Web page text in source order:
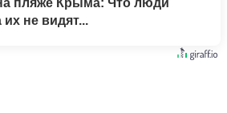
пляже Крыма: Что люди
не видят...